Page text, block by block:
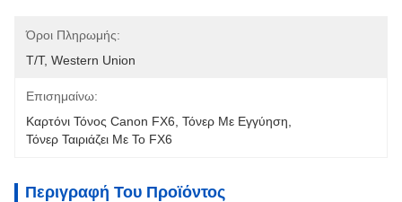
Όροι Πληρωμής:
T/T, Western Union
Επισημαίνω:
Καρτόνι Τόνος Canon FX6 Τόνερ Με Εγγύηση
Τόνερ Ταιριάζει Με Το FX6
Περιγραφή Του Προϊόντος